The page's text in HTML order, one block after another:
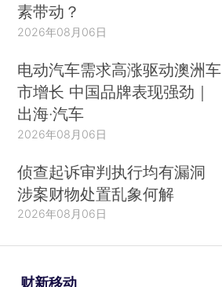
素带动？
2026年08月06日
电动汽车需求高涨驱动澳洲车
市增长 中国品牌表现强劲｜
出海·汽车
2026年08月06日
侦查起诉审判执行均有漏洞
涉案财物处置乱象何解
2026年08月06日
财新移动